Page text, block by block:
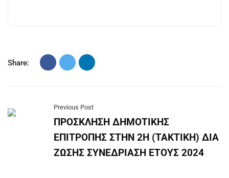
Share:
Previous Post
ΠΡΟΣΚΛΗΣΗ ΔΗΜΟΤΙΚΗΣ
ΕΠΙΤΡΟΠΗΣ ΣΤΗΝ 2Η (ΤΑΚΤΙΚΗ) ΔΙΑ
ΖΩΣΗΣ ΣΥΝΕΔΡΙΑΣΗ ΕΤΟΥΣ 2024